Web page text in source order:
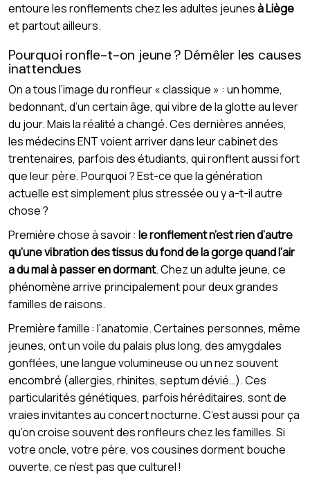
entoure les ronflements chez les adultes jeunesà Liège
et partout ailleurs.
Pourquoi ronfle-t-on jeune ? Démêler les causes
inattendues
On a tous l’image du ronfleur « classique » : un homme,
bedonnant, d’un certain âge, qui vibre de la glotte au lever
du jour. Mais la réalité a changé. Ces dernières années,
les médecins ENT voient arriver dans leur cabinet des
trentenaires, parfois des étudiants, qui ronflent aussi fort
que leur père. Pourquoi ? Est-ce que la génération
actuelle est simplement plus stressée ou y a-t-il autre
chose ?
Première chose à savoir : le ronflement n’est rien d’autre
qu’une vibration des tissus du fond de la gorge quand l’air
a du mal à passer en dormant. Chez un adulte jeune, ce
phénomène arrive principalement pour deux grandes
familles de raisons.
Première famille : l’anatomie. Certaines personnes, même
jeunes, ont un voile du palais plus long, des amygdales
gonflées, une langue volumineuse ou un nez souvent
encombré (allergies, rhinites, septum dévié…). Ces
particularités génétiques, parfois héréditaires, sont de
vraies invitantes au concert nocturne. C’est aussi pour ça
qu’on croise souvent des ronfleurs chez les familles. Si
votre oncle, votre père, vos cousines dorment bouche
ouverte, ce n’est pas que culturel !